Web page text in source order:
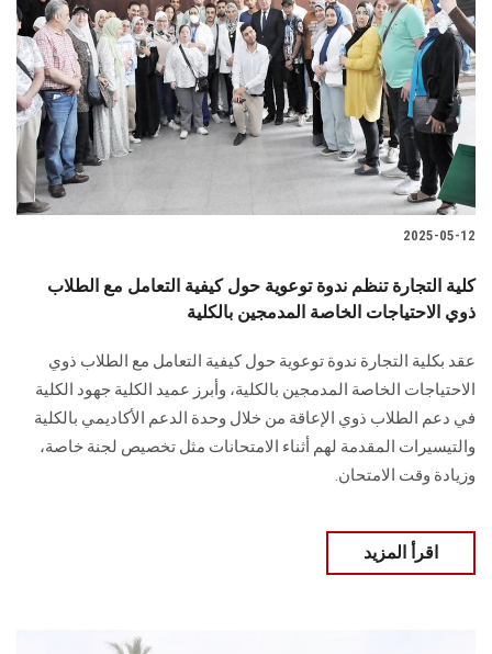
2025-05-12
كلية التجارة تنظم ندوة توعوية حول كيفية التعامل مع الطلاب
ذوي الاحتياجات الخاصة المدمجين بالكلية
عقد بكلية التجارة ندوة توعوية حول كيفية التعامل مع الطلاب ذوي
الاحتياجات الخاصة المدمجين بالكلية، وأبرز عميد الكلية جهود الكلية
في دعم الطلاب ذوي الإعاقة من خلال وحدة الدعم الأكاديمي بالكلية
والتيسيرات المقدمة لهم أثناء الامتحانات مثل تخصيص لجنة خاصة،
وزيادة وقت الامتحان.
اقرأ المزيد